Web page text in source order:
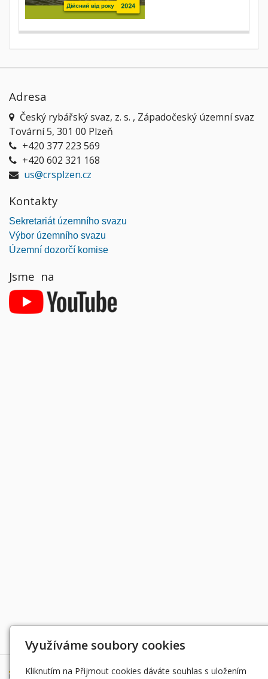
Adresa
Český rybářský svaz, z. s. , Západočeský územní svaz
Tovární 5, 301 00 Plzeň
+420 377 223 569
+420 602 321 168
us@crsplzen.cz
Kontakty
Sekretariát územního svazu
Výbor územního svazu
Územní dozorčí komise
Jsme na
Děkujeme za podporu
Využíváme soubory cookies
Kliknutím na Přijmout cookies dáváte souhlas s uložením